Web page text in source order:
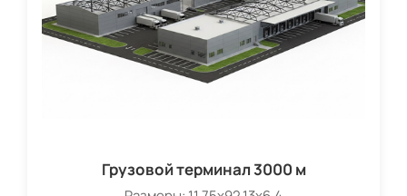
Грузовой терминал 3000 м